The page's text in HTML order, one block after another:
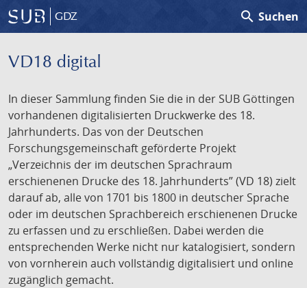
GDZ search Suchen
VD18 digital
In dieser Sammlung finden Sie die in der SUB Göttingen
vorhandenen digitalisierten Druckwerke des 18.
Jahrhunderts. Das von der Deutschen
Forschungsgemeinschaft geförderte Projekt
„Verzeichnis der im deutschen Sprachraum
erschienenen Drucke des 18. Jahrhunderts” (VD 18) zielt
darauf ab, alle von 1701 bis 1800 in deutscher Sprache
oder im deutschen Sprachbereich erschienenen Drucke
zu erfassen und zu erschließen. Dabei werden die
entsprechenden Werke nicht nur katalogisiert, sondern
von vornherein auch vollständig digitalisiert und online
zugänglich gemacht.